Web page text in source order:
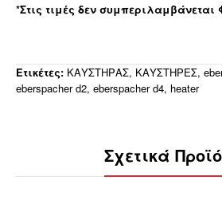
*Στις τιμές δεν συμπεριλαμβάνεται
Ετικέτες: ΚΑΥΣΤΗΡΑΣ, ΚΑΥΣΤΗΡΕΣ,
eberspacher d2, eberspacher d4, heater
Σχετικά